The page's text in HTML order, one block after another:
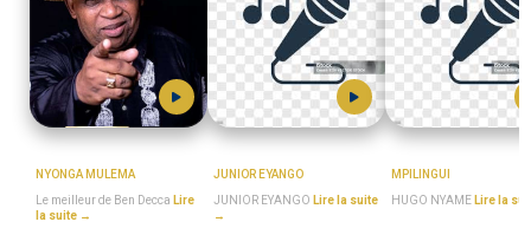
NYONGA MULEMA
Le meilleur de Ben Decca Lire
la suite →
JUNIOR EYANGO
JUNIOR EYANGO Lire la suite
→
MPILINGUI
HUGO NYAME Lire la